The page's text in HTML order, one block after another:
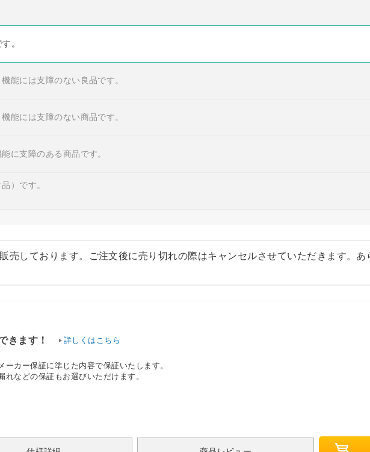
。
能には支障のない良品です。
能には支障のない商品です。
に支障のある商品です。
）です。
売しております。ご注文後に売り切れの際はキャンセルさせていただきます。あ
きます！ 詳しくはこちら
ーカー保証に準じた内容で保証いたします。
れなどの保証もお選びいただけます。